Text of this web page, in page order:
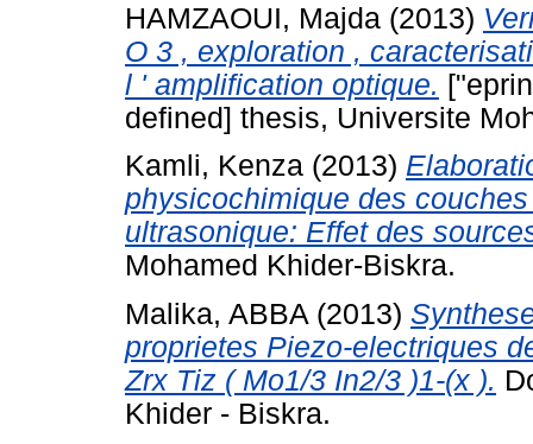
HAMZAOUI, Majda (2013)
O 3 , exploration ,
l ' amplification optique.
defined] thesis, Universite
Kamli, Kenza (2013)
physicochimique des
ultrasonique: Effet des
Mohamed Khider-Biskra.
Malika, ABBA (2013)
proprietes Piezo-electriques
Zrx Tiz ( Mo1/3 In2/3 )1-(x ).
Khider - Biskra.